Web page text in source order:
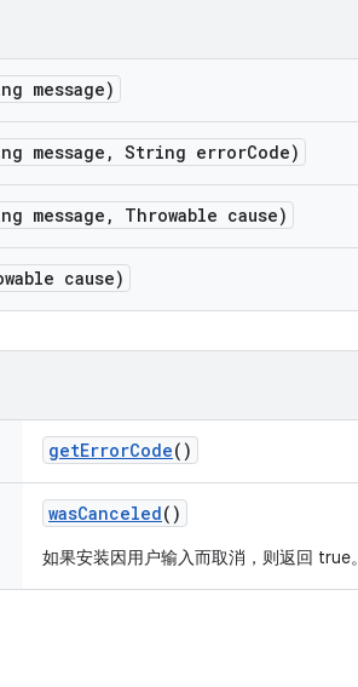
message)
message , String errorCode)
message , Throwable cause)
cause)
getErrorCode()
wasCanceled()
如果安装因用户输入而取消，则返回 true。